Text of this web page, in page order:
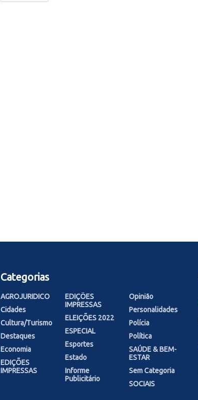
Categorias
AGROJURIDICO
Cidades
Cultura/Turismo
Destaques
Economia
EDIÇÕES
IMPRESSAS
EDIÇÕES
IMPRESSAS
ELEIÇÕES 2022
ESPECIAL
Esportes
Estado
Informe
Publicitário
Opinião
Personalidades
Polícia
Política
SAÚDE & BEM-
ESTAR
Sem Categoria
SOCIAIS